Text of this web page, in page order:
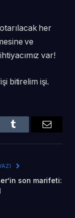
her
ve
var!
bitirelim işi.
Tumblr Email
son marifeti: